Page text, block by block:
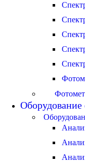
Оборудование